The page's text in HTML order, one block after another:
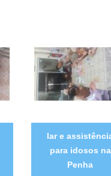
lar e
para idosos na
Penha